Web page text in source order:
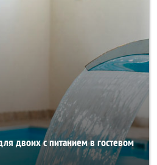
двоих с питанием в гостевом